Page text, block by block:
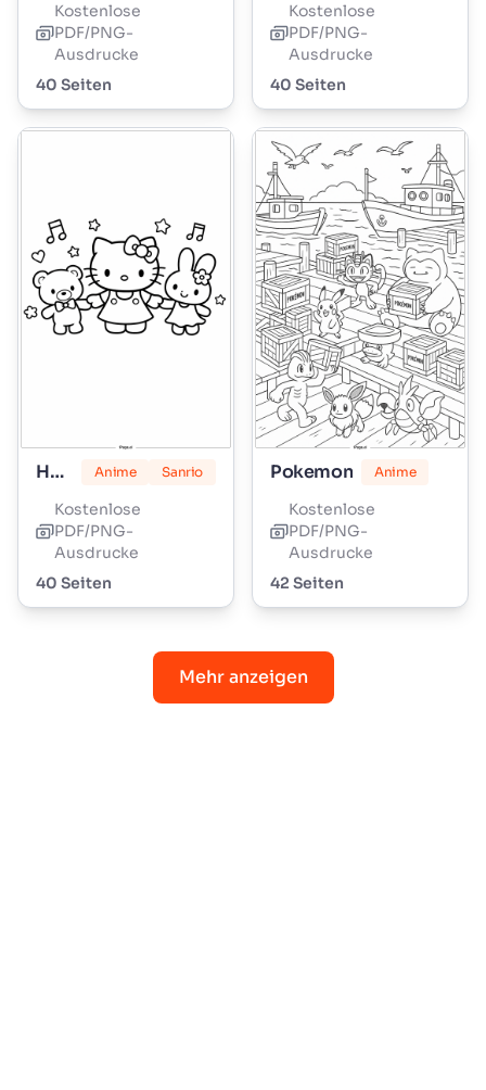
Kostenlose
PDF/PNG-
Ausdrucke
40 Seiten
Kostenlose
PDF/PNG-
Ausdrucke
40 Seiten
Hello Kitty Anime Sanrio
Kostenlose
PDF/PNG-
Ausdrucke
40 Seiten
Pokemon Anime
Kostenlose
PDF/PNG-
Ausdrucke
42 Seiten
Mehr anzeigen